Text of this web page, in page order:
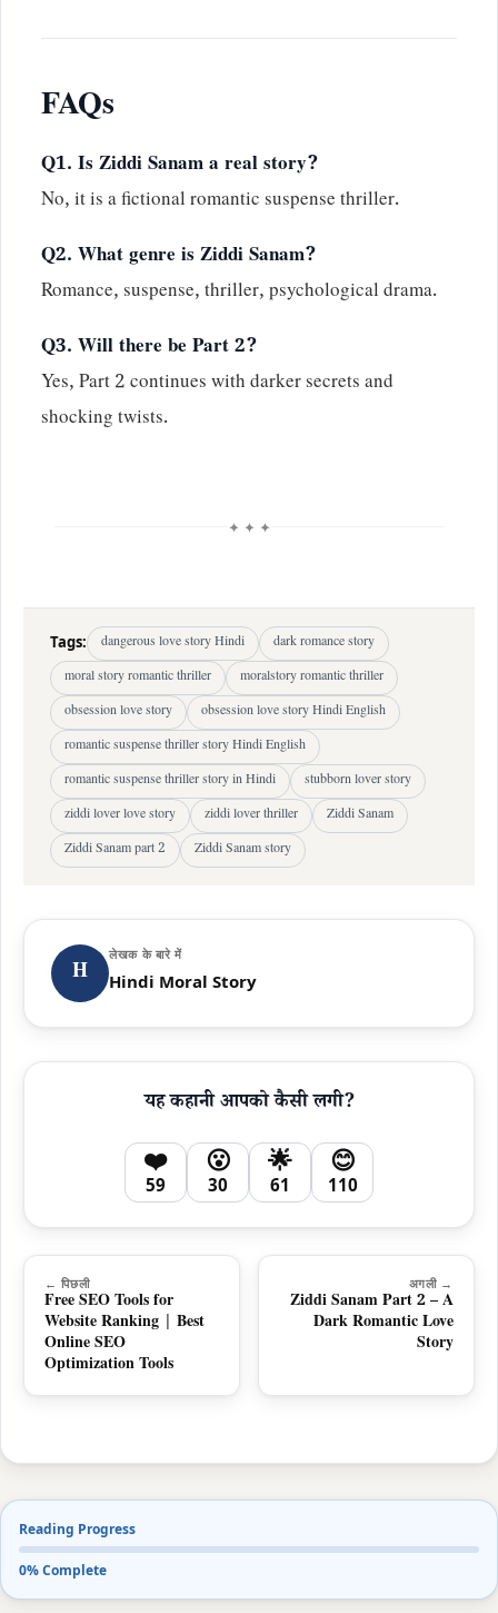
FAQs
Q1. Is Ziddi Sanam a real story?
No, it is a fictional romantic suspense thriller.
Q2. What genre is Ziddi Sanam?
Romance, suspense, thriller, psychological drama.
Q3. Will there be Part 2?
Yes, Part 2 continues with darker secrets and
shocking twists.
✦ ✦ ✦
Tags: dangerous love story Hindi
dark romance story
moral story romantic thriller
moralstory romantic thriller
obsession love story
obsession love story Hindi English
romantic suspense thriller story Hindi English
romantic suspense thriller story in Hindi
stubborn lover story
ziddi lover love story
ziddi lover thriller
Ziddi Sanam
Ziddi Sanam part 2
Ziddi Sanam story
H
लेखक के बारे में
Hindi Moral Story
यह कहानी आपको कैसी लगी?
❤️
59
😮
30
🌟
61
😊
110
← पिछली
Free SEO Tools for
Website Ranking | Best
Online SEO
Optimization Tools
अगली →
Ziddi Sanam Part 2 – A
Dark Romantic Love
Story
Reading Progress
0% Complete